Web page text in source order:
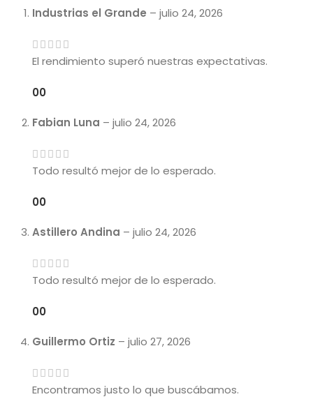
Industrias el Grande – julio 24, 2026
El rendimiento superó nuestras expectativas.
00
Fabian Luna – julio 24, 2026
Todo resultó mejor de lo esperado.
00
Astillero Andina – julio 24, 2026
Todo resultó mejor de lo esperado.
00
Guillermo Ortiz – julio 27, 2026
Encontramos justo lo que buscábamos.